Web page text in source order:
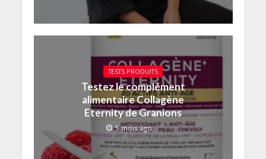
TESTS PRODUITS
Testez le complément
alimentaire Collagène
Eternity de Granions
5 mois ago